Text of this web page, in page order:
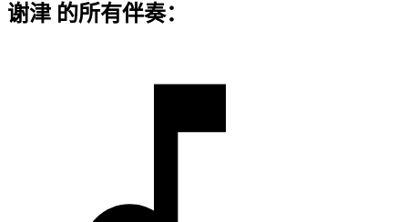
谢津 的所有伴奏：